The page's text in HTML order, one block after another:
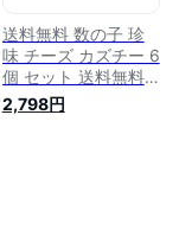
送料無料 数の子 珍
味 チーズ カズチー 6
個 セット 送料無料
北海道 かずちー 6個
セット お徳用 カズ
2,798円